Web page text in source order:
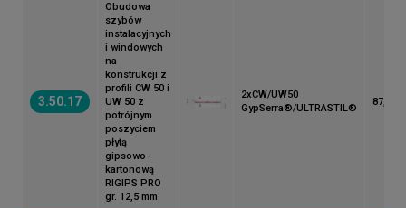
3.50.17
Obudowa
szybów
instalacyjnych
i windowych
na
konstrukcji z
profili CW 50 i
UW 50 z
potrójnym
poszyciem
płytą
gipsowo-
kartonową
RIGIPS PRO
gr. 12,5 mm
2xCW/UW50
GypSerra®/ULTRASTIL®
87,5